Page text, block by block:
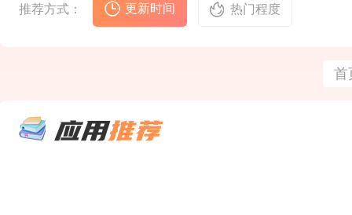
推荐方式： 更新时间 热门程度
首